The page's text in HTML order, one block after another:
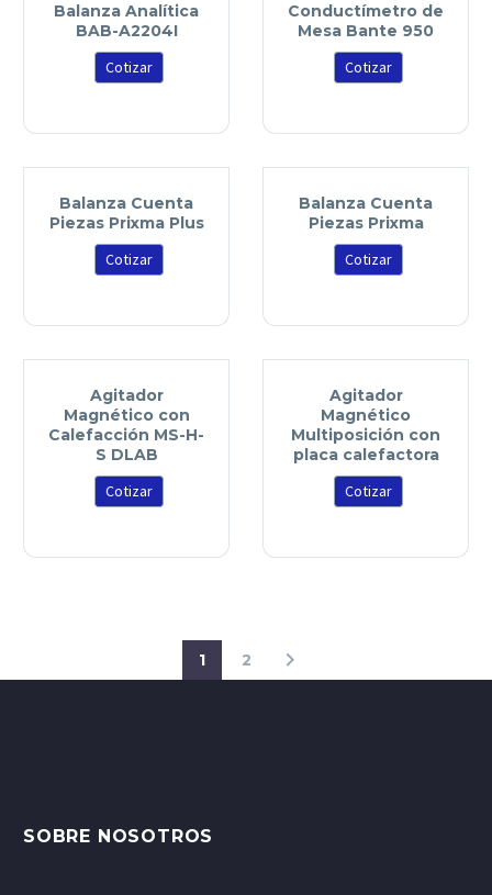
Balanza Analítica
BAB-A2204I
Cotizar
Conductímetro de
Mesa Bante 950
Cotizar
Balanza Cuenta
Piezas Prixma Plus
Cotizar
Balanza Cuenta
Piezas Prixma
Cotizar
Agitador
Magnético con
Calefacción MS-H-
S DLAB
Cotizar
Agitador
Magnético
Multiposición con
placa calefactora
Cotizar
1 2
SOBRE NOSOTROS